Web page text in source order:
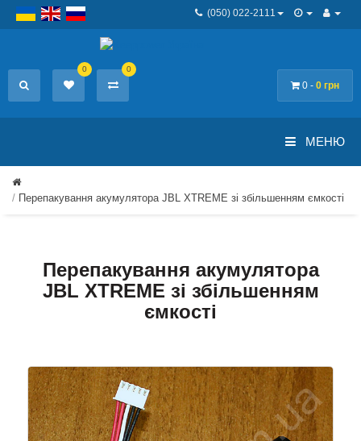
(050) 022-2111
0 - 0 грн
0 0
МЕНЮ
Перепакування акумулятора JBL XTREME зі збільшенням ємкості
Перепакування акумулятора
JBL XTREME зі збільшенням
ємкості